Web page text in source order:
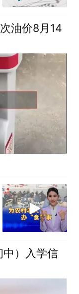
油价8月14
）入学信